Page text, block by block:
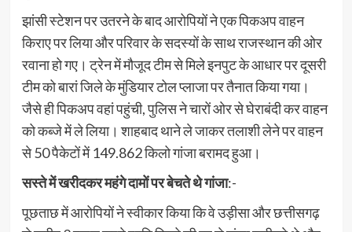
झांसी स्टेशन पर उतरने के बाद आरोपियों ने एक पिकअप वाहन
किराए पर लिया और परिवार के सदस्यों के साथ राजस्थान की ओर
रवाना हो गए। ट्रेन में मौजूद टीम से मिले इनपुट के आधार पर दूसरी
टीम को बारां जिले के मुंडियार टोल प्लाजा पर तैनात किया गया।
जैसे ही पिकअप वहां पहुंची, पुलिस ने चारों ओर से घेराबंदी कर वाहन
को कब्जे में ले लिया। शाहबाद थाने ले जाकर तलाशी लेने पर वाहन
से 50 पैकेटों में 149.862 किलो गांजा बरामद हुआ।
सस्ते में खरीदकर महंगे दामों पर बेचते थे गांजा:-
पूछताछ में आरोपियों ने स्वीकार किया कि वे उड़ीसा और छत्तीसगढ़